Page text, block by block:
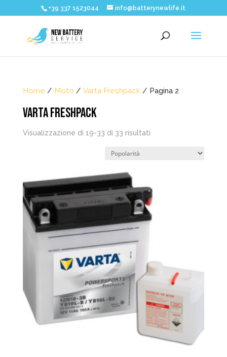
+39 337 1523044 info@batterynewlife.it
Home / Moto / Varta Freshpack/ Pagina 2
VARTA FRESHPACK
Visualizzazione di 19-33 di 33 risultatiPopolarità